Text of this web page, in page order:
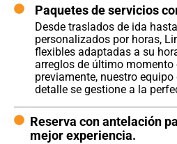
Paquetes de servicios
Desde traslados de ida
personalizados por horas,
flexibles adaptadas a su
arreglos de último
previamente, nuestro
detalle se gestione a la
Reserva con antelación
mejor experiencia.